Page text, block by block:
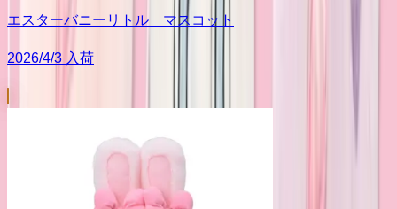
エスターバニーリトル マスコット
2026/4/3 入荷